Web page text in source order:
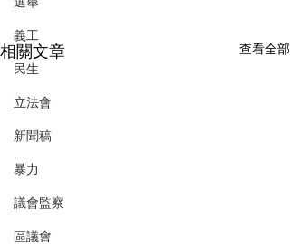
義工
民生
立法會
新聞稿
暴力
議會監察
區議會
相關文章 查看全部